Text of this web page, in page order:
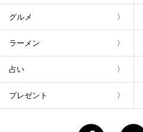
グルメ
ラーメン
占い
プレゼント